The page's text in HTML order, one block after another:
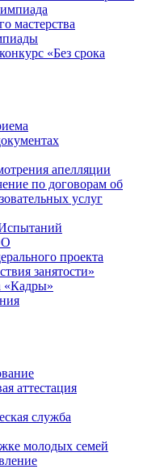
мастерства
«Без срока
апелляции
по договорам об
услуг
проекта
занятости»
«Кадры»
аттестация
служба
молодых семей